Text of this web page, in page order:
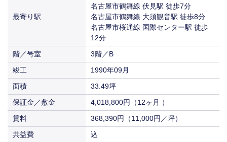
最寄り駅
名古屋市鶴舞線 伏見駅 徒歩7分
名古屋市鶴舞線 大須観音駅 徒歩8分
名古屋市桜通線 国際センター駅 徒歩
12分
階／号室
3階／B
竣工
1990年09月
面積
33.49坪
保証金／敷金
4,018,800円（12ヶ月 ）
賃料
368,390円（11,000円／坪）
共益費
込